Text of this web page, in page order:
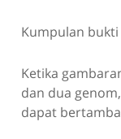
Kumpulan
Ketika
dan dua
dapat